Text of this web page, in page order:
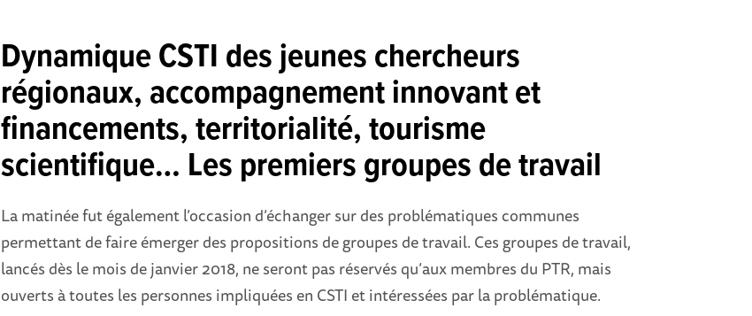
Dynamique CSTI des jeunes chercheurs
régionaux, accompagnement innovant et
financements, territorialité, tourisme
scientifique… Les premiers groupes de travail
La matinée fut également l’occasion d’échanger sur des problématiques communes
permettant de faire émerger des propositions de groupes de travail. Ces groupes de travail,
lancés dès le mois de janvier 2018, ne seront pas réservés qu’aux membres du PTR, mais
ouverts à toutes les personnes impliquées en CSTI et intéressées par la problématique.